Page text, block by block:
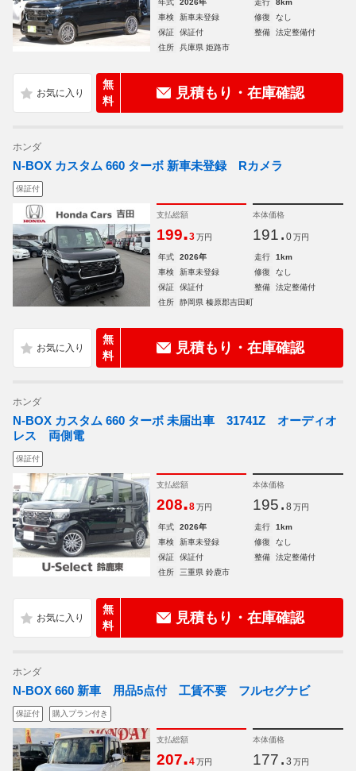
年式 2026年 走行
8km
車検
新車未登録 修復
なし
保証
保証付 整備
法定整備付
住所
兵庫県 姫路市
無
料
見積もり・在庫確認
ホンダ
N-BOX カスタム 660 ターボ 新車未登録 Rカメラ
保証付
支払総額
199.3 万円
本体価格
191. 0 万円
年式 2026年 走行
1km
車検
新車未登録 修復
なし
保証
保証付 整備
法定整備付
住所
静岡県 榛原郡吉田町
無
料
見積もり・在庫確認
ホンダ
N-BOX カスタム 660 ターボ 未届出車 31741Z オーディオ
レス 両側電
保証付
支払総額
208.8 万円
本体価格
195. 8 万円
年式 2026年 走行
1km
車検
新車未登録 修復
なし
保証
保証付 整備
法定整備付
住所
三重県 鈴鹿市
無
料
見積もり・在庫確認
ホンダ
N-BOX 660 新車 用品5点付 工賃不要 フルセグナビ
保証付 購入プラン付き
支払総額
207.4 万円
本体価格
177. 3 万円